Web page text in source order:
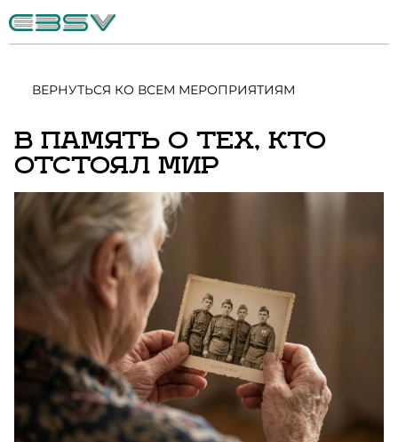
ВЕРНУТЬСЯ КО ВСЕМ МЕРОПРИЯТИЯМ
В ПАМЯТЬ О ТЕХ, КТО
ОТСТОЯЛ МИР